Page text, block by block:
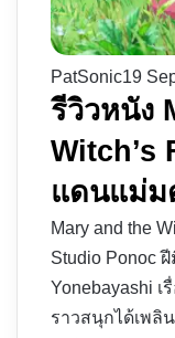
PatSonic19
รีวิวหนัง
Witch’s
แดนแม่ม
Mary and the
Studio Ponoc
Yonebayashi
ราวสนุกได้เพลิ